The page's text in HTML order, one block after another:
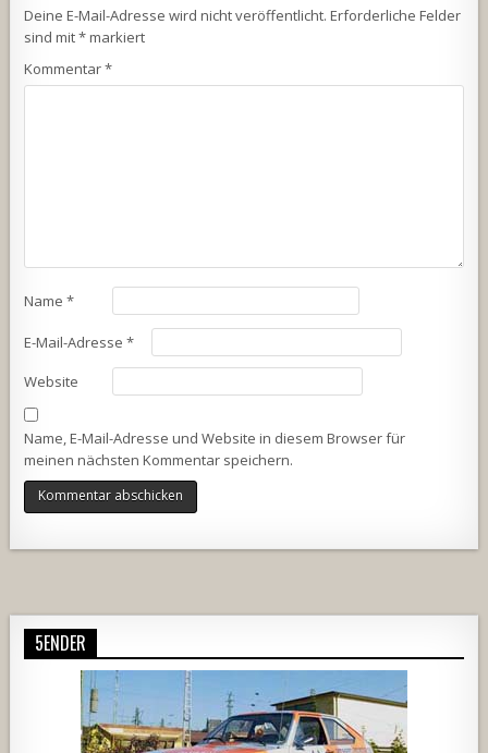
Deine E-Mail-Adresse wird nicht veröffentlicht. Erforderliche Felder
sind mit*markiert
Kommentar*
Name*
E-Mail-Adresse*
Website
Name, E-Mail-Adresse und Website in diesem Browser für
meinen nächsten Kommentar speichern.
5ENDER